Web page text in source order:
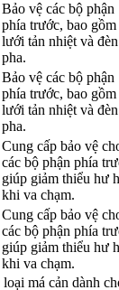
Bảo vệ các bộ phận
phía trước, bao gồm
lưới tản nhiệt và đèn
pha.
Bảo vệ các bộ phận
phía trước, bao gồm
lưới tản nhiệt và đèn
pha.
Cung cấp bảo vệ
các bộ phận phía
giúp giảm thiểu hư
khi va chạm.
Cung cấp bảo vệ
các bộ phận phía
giúp giảm thiểu hư
khi va chạm.
má cản dành